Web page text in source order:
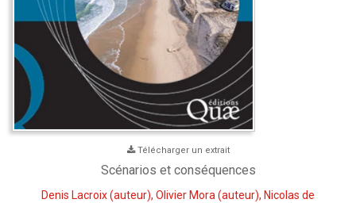
Télécharger un extrait
Scénarios et conséquences
Denis Lacroix(auteur), Olivier Mora (auteur), Nicolas de